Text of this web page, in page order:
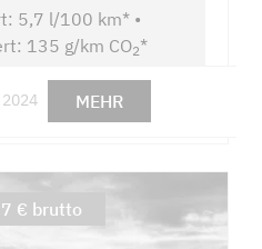
5,7 l/100 km* •
135 g/km CO2*
MEHR
€ brutto